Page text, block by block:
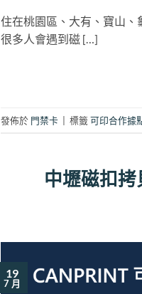
住在桃園區、大有、寶山、
很多人會遇到磁 […]
發佈於 門禁卡 標籤可印合作據
中壢磁扣拷
19
7 月